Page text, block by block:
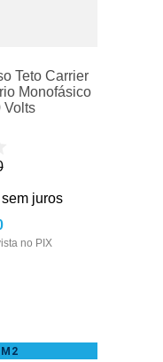
Teto Carrier
Monofásico
Volts
sem juros
no PIX